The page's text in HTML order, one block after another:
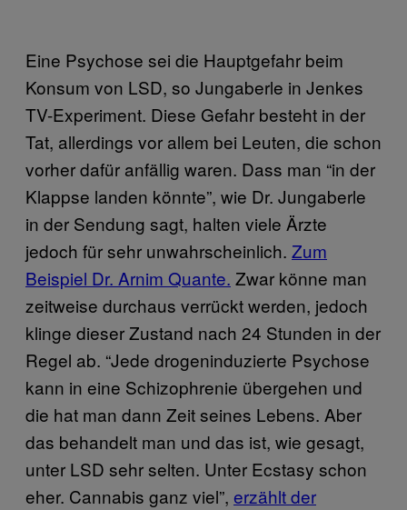
Eine Psychose sei die Hauptgefahr beim
Konsum von LSD, so Jungaberle in Jenkes
TV-Experiment. Diese Gefahr besteht in der
Tat, allerdings vor allem bei Leuten, die schon
vorher dafür anfällig waren. Dass man “in der
Klappse landen könnte”, wie Dr. Jungaberle
in der Sendung sagt, halten viele Ärzte
jedoch für sehr unwahrscheinlich. Zum
Beispiel Dr. Arnim Quante. Zwar könne man
zeitweise durchaus verrückt werden, jedoch
klinge dieser Zustand nach 24 Stunden in der
Regel ab. “Jede drogeninduzierte Psychose
kann in eine Schizophrenie übergehen und
die hat man dann Zeit seines Lebens. Aber
das behandelt man und das ist, wie gesagt,
unter LSD sehr selten. Unter Ecstasy schon
eher. Cannabis ganz viel”, erzählt der